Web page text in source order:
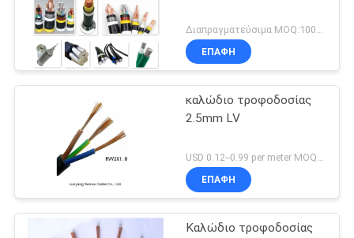
ΕΠΑΦΉ
καλώδιο τροφοδοσίας
2.5mm LV
USD 0.12--0.99 per meter MOQ:1000M
ΕΠΑΦΉ
Καλώδιο τροφοδοσίας